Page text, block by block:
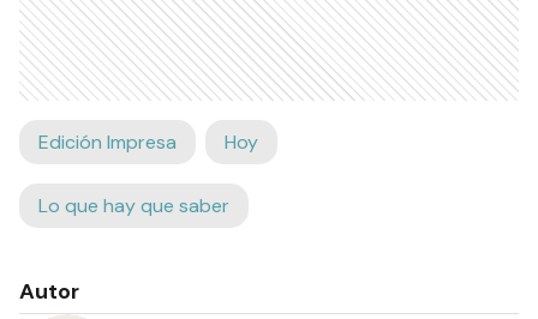
Edición Impresa Hoy
Lo que hay que saber
Autor